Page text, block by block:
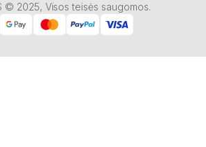
© 2025, Visos teisės saugomos.